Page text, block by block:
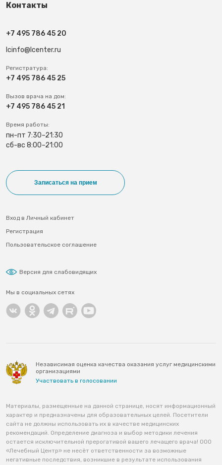
Контакты
+7 495 786 45 20
lcinfo@lcenter.ru
Регистратура:
+7 495 786 45 25
Вызов врача на дом:
+7 495 786 45 21
Время работы:
пн-пт 7:30–21:30
сб-вс 8:00–21:00
Записаться на прием
Вход в Личный кабинет
Регистрация
Пользовательское соглашение
Версия для слабовидящих
Мы в социальных сетях
Материалы, размещенные на данной странице, носят информационный
характер и предназначены для образовательных целей. Посетители
сайта не должны использовать их в качестве медицинских
рекомендаций. Определение диагноза и выбор методики лечения
остается исключительной прерогативой вашего лечащего врача! ООО
«Лечебный Центр» не несёт ответственности за возможные
негативные последствия, возникшие в результате использования
Независимая оценка качества оказания услуг медицинскими
организациями
Участвовать в голосовании